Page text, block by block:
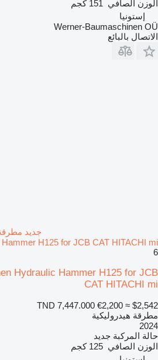
الوزن الصافي 151 كجم
إستونيا
Werner-Baumaschinen OÜ
الاتصال بالبائع
H125 for JCB CAT HITACHI mi
6
Hydraulic Hammer H125 for JCB
CAT HITACHI mi
TND 7,447.000 €2,200 ≈ $2,542
مطرقة هيدروليكية
2024
حالة المركبة جديد
الوزن الصافي 125 كجم